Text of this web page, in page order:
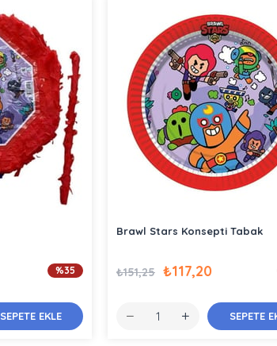
SEPETE EKLE
%35
Brawl Stars Konsepti Tabak
₺117,20
₺151,25
SEPETE